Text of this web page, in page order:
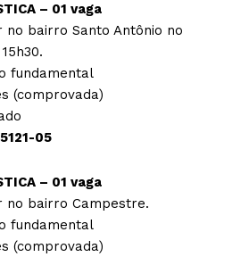
– 01 vaga
bairro Santo Antônio no
fundamental
(comprovada)
5121-05
– 01 vaga
bairro Campestre.
fundamental
(comprovada)